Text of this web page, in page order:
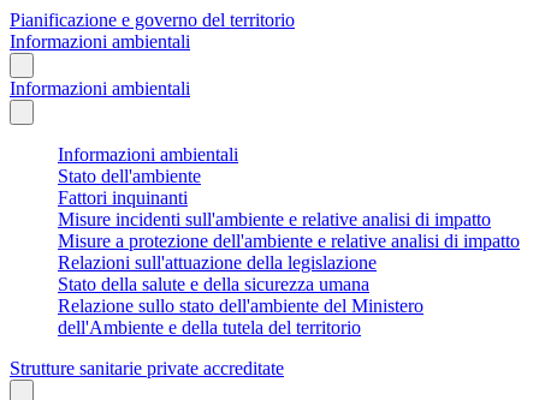
Pianificazione e governo del territorio
Informazioni ambientali
Informazioni ambientali
Informazioni ambientali
Stato dell'ambiente
Fattori inquinanti
Misure incidenti sull'ambiente e relative analisi di impatto
Misure a protezione dell'ambiente e relative analisi di impatto
Relazioni sull'attuazione della legislazione
Stato della salute e della sicurezza umana
Relazione sullo stato dell'ambiente del Ministero
dell'Ambiente e della tutela del territorio
Strutture sanitarie private accreditate